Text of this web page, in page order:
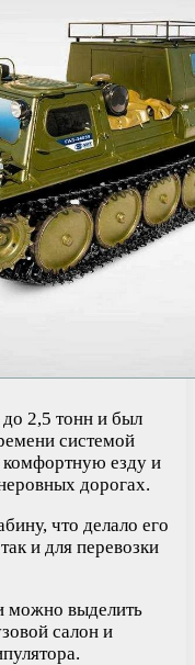
2,5 тонн и был
системой
комфортную езду и
дорогах.
что делало его
и для перевозки
можно выделить
салон и